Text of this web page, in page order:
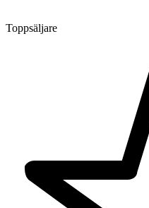
Toppsäljare